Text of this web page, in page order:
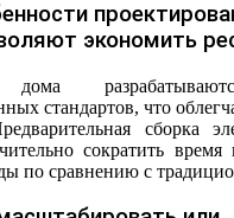
экономить
дома
стандартов, что
сборка
сократить время
по сравнению с